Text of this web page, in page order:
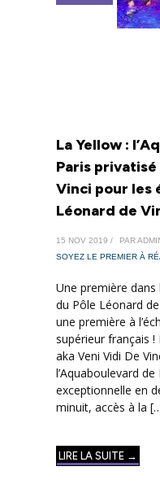
La Yellow :
Paris privatisé
Vinci pour les
Léonard de
15 NOV 2019 /
PAR
SOYEZ LE PREMIER À
Une première dans
du Pôle Léonard
une première à
supérieur français !
aka Veni Vidi De
l’Aquaboulevard
exceptionnelle en
minuit, accès à la
LIRE LA SUITE →